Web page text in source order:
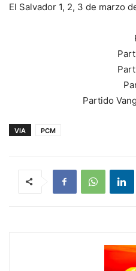
El Salvador 1, 2, 3 de marzo
Partido
VIA PCM